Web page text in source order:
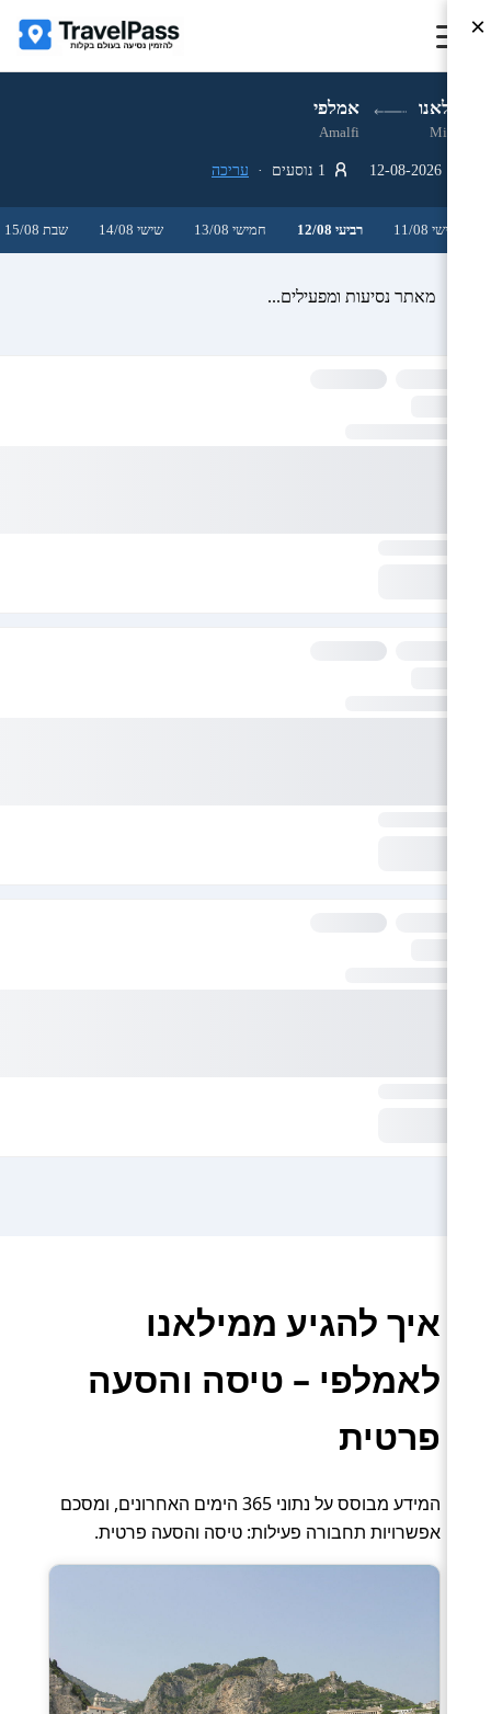
מילאנו אמלפי
Milan
Amalfi
עריכה
שלישי 11/08 רביעי 12/08 חמישי 13/08 שישי 14/08 שבת 15/08
מאתר נסיעות ומפעילים...
איך להגיע ממילאנו
לאמלפי – טיסה והסעה
פרטית
המידע מבוסס על נתוני 365 הימים האחרונים, ומסכם
אפשרויות תחבורה פעילות: טיסה והסעה פרטית.
×